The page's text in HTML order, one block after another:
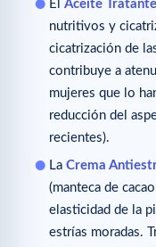
El Aceite
nutritivos y
cicatrización de
contribuye a
mujeres que lo
reducción del
recientes).
La Crema
(manteca de
elasticidad de la
estrías moradas.